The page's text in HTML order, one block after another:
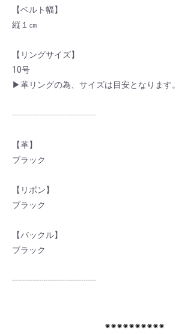
【ベルト幅】
縦１㎝
【リングサイズ】
10号
▶革リングの為、サイズは目安となります。
┈┈┈┈┈┈┈┈┈┈
【革】
ブラック
【リボン】
ブラック
【バックル】
ブラック
┈┈┈┈┈┈┈┈┈┈
※※※※※※※※※※